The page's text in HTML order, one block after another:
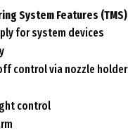
System Features (TMS)
for system devices
control via nozzle holder
control